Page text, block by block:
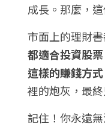
成長。那麼，
市面上的理財
都適合投資股
這樣的賺錢方
裡的炮灰，最
記住！你永遠